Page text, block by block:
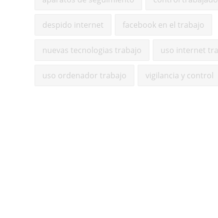
despido internet facebook en el trabajo
nuevas tecnologias trabajo uso internet
uso ordenador trabajo vigilancia y control